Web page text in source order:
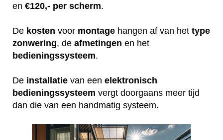
en €120,- per scherm.
De kosten voor montage hangen af van het type
zonwering, de afmetingen en het
bedieningssysteem.
De installatie van een elektronisch
bedieningssysteem vergt doorgaans meer tijd
dan die van een handmatig systeem.